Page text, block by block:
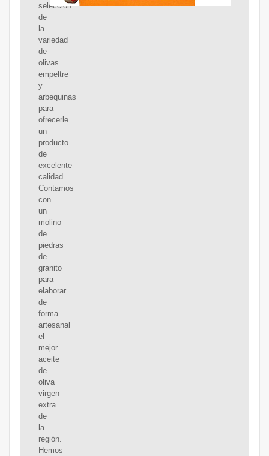
selección
de
la
variedad
de
olivas
empeltre
y
arbequinas
para
ofrecerle
un
producto
de
excelente
calidad.
Contamos
con
un
molino
de
piedras
de
granito
para
elaborar
de
forma
artesanal
el
mejor
aceite
de
oliva
virgen
extra
de
la
región.
Hemos